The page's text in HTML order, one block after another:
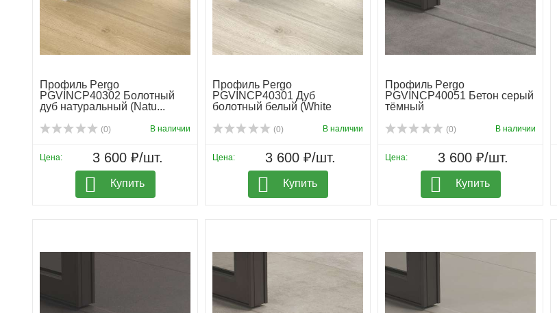
Профиль Pergo
PGVINCP40302 Болотный
дуб натуральный (Natu...
(0) В наличии
Цена: 3 600 ₽/шт.
Купить
Профиль Pergo
PGVINCP40301 Дуб
болотный белый (White
(0) В наличии
Цена: 3 600 ₽/шт.
Купить
Профиль Pergo
PGVINCP40051 Бетон серый
тёмный
(0) В наличии
Цена: 3 600 ₽/шт.
Купить